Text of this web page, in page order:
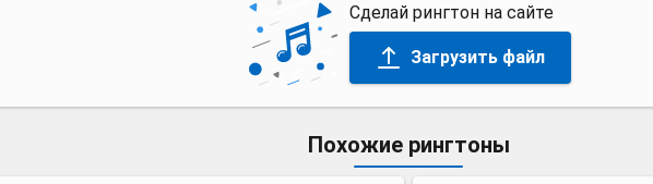
Сделай рингтон на сайте
Загрузить файл
Похожие рингтоны